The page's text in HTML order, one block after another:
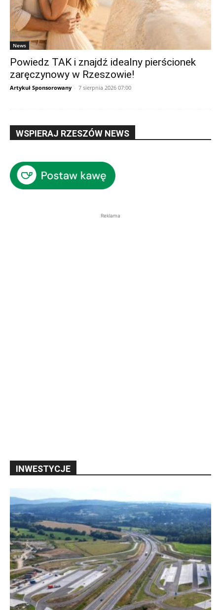
News
Powiedz TAK i znajdź idealny pierścionek
zaręczynowy w Rzeszowie!
Artykuł Sponsorowany - 7 sierpnia 2026 07:00
WSPIERAJ RZESZÓW NEWS
Reklama
INWESTYCJE